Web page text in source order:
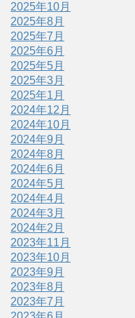
2025年10月
2025年8月
2025年7月
2025年6月
2025年5月
2025年3月
2025年1月
2024年12月
2024年10月
2024年9月
2024年8月
2024年6月
2024年5月
2024年4月
2024年3月
2024年2月
2023年11月
2023年10月
2023年9月
2023年8月
2023年7月